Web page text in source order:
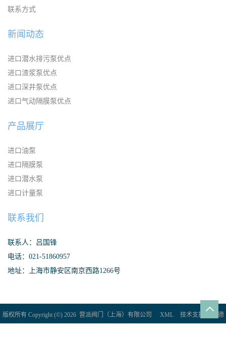
联系方式
新闻动态
进口潜水排污泵优点
进口渣浆泵优点
进口深井泵优点
进口气动隔膜泵优点
产品展厅
进口油泵
进口隔膜泵
进口潜水泵
进口计量泵
联系我们
联系人：吕国锋
电话：021-51860957
地址：上海市静安区南京西路1266号
版权所有 Copyright (©) 2026 营派阀门（上海）有限公司 XML 技术支持：
盖德